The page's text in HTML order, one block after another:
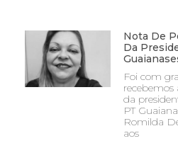
Nota De
Da
Foi com
da
PT
Romilda
aos